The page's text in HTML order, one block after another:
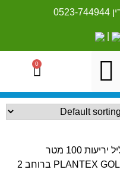
0523-744944
0
גליל יריעות 100 מטר
PLANTEX GOLD ברוחב 2